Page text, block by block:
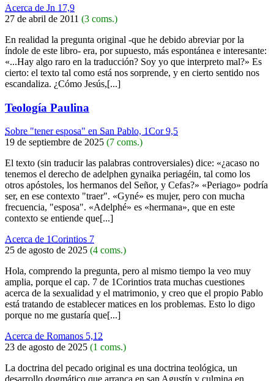
Acerca de Jn 17,9
27 de abril de 2011 (3 coms.)
En realidad la pregunta original -que he debido abreviar por la
índole de este libro- era, por supuesto, más espontánea e interesante:
«...Hay algo raro en la traducción? Soy yo que interpreto mal?» Es
cierto: el texto tal como está nos sorprende, y en cierto sentido nos
escandaliza. ¿Cómo Jesús,[...]
Teología Paulina
Sobre "tener esposa" en San Pablo, 1Cor 9,5
19 de septiembre de 2025 (7 coms.)
El texto (sin traducir las palabras controversiales) dice: «¿acaso no
tenemos el derecho de adelphen gynaika periagéin, tal como los
otros apóstoles, los hermanos del Señor, y Cefas?» «Periago» podría
ser, en ese contexto "traer". «Gyné» es mujer, pero con mucha
frecuencia, "esposa". «Adelphé» es «hermana», que en este
contexto se entiende que[...]
Acerca de 1Corintios 7
25 de agosto de 2025 (4 coms.)
Hola, comprendo la pregunta, pero al mismo tiempo la veo muy
amplia, porque el cap. 7 de 1Corintios trata muchas cuestiones
acerca de la sexualidad y el matrimonio, y creo que el propio Pablo
está tratando de establecer matices en los problemas. Esto lo digo
porque no me gustaría que[...]
Acerca de Romanos 5,12
23 de agosto de 2025 (1 coms.)
La doctrina del pecado original es una doctrina teológica, un